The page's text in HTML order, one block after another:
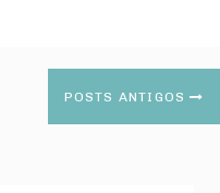
POSTS ANTIGOS